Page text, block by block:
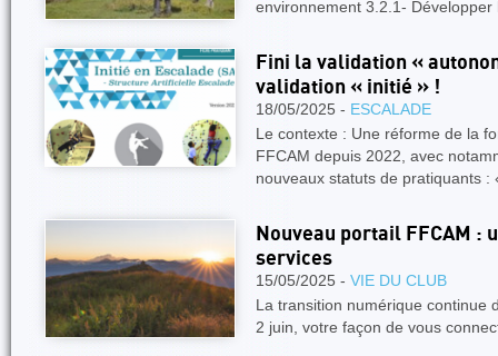
environnement 3.2.1-
Fini la validation «
validation « initié » !
18/05/2025 - ESCALADE
Le contexte : Une réforme de la
FFCAM depuis 2022, avec
nouveaux statuts de pratiquants
Nouveau portail FFCAM :
services
15/05/2025 - VIE DU CLUB
La transition numérique continue
2 juin, votre façon de vous